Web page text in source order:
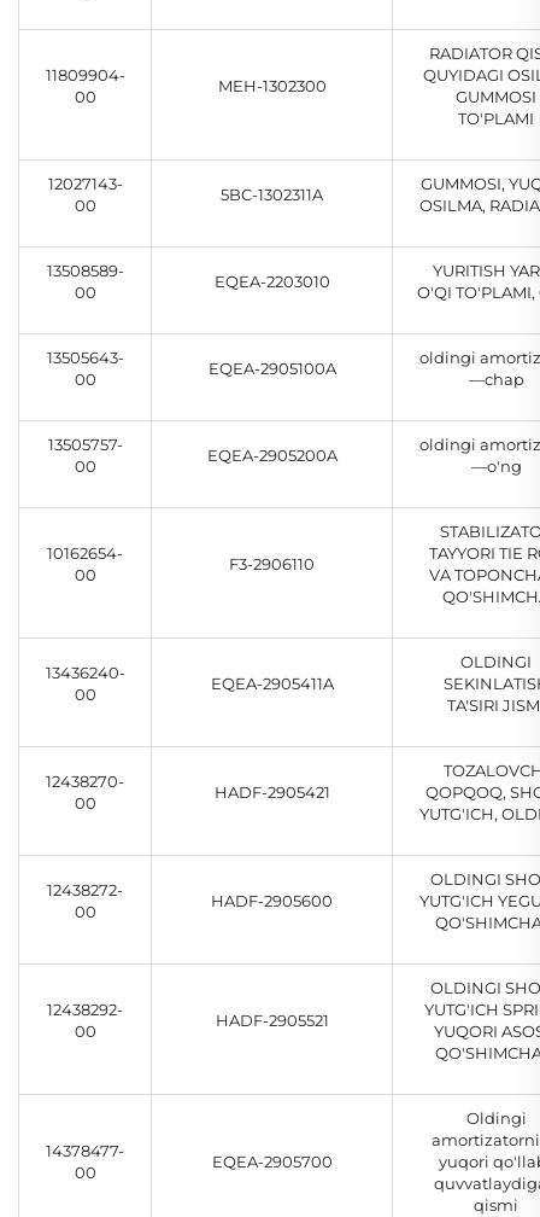
11809904-
00
MEH-1302300
RADIATOR
QUYIDAGI
GUMMOSI
TO'PLAMI
12027143-
00
5BC-1302311A
GUMMOSI,
OSILMA,
13508589-
00
EQEA-2203010
YURITISH
O'QI TO'PLAMI,
13505643-
00
EQEA-2905100A
oldingi
—chap
13505757-
00
EQEA-2905200A
oldingi
—o'ng
10162654-
00
F3-2906110
TAYYORI TIE
VA
13436240-
00
EQEA-2905411A
OLDINGI
TA'SIRI
12438270-
00
HADF-2905421
QOPQOQ,
YUTG'ICH,
12438272-
00
HADF-2905600
OLDINGI
YUTG'ICH
12438292-
00
HADF-2905521
OLDINGI
YUTG'ICH
YUQORI
14378477-
00
EQEA-2905700
Oldingi
yuqori
qismi